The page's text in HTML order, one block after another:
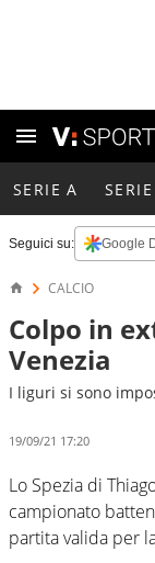
SERIE A
Seguici su: Google
CALCIO
Colpo in
Venezia
I liguri si sono
19/09/21 17:20
Lo Spezia di
campionato
partita valida per